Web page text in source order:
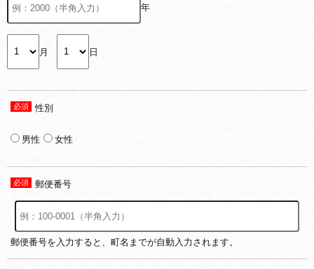
年
月 日
性別
男性 女性
郵便番号
郵便番号を入力すると、町名までが自動入力されます。